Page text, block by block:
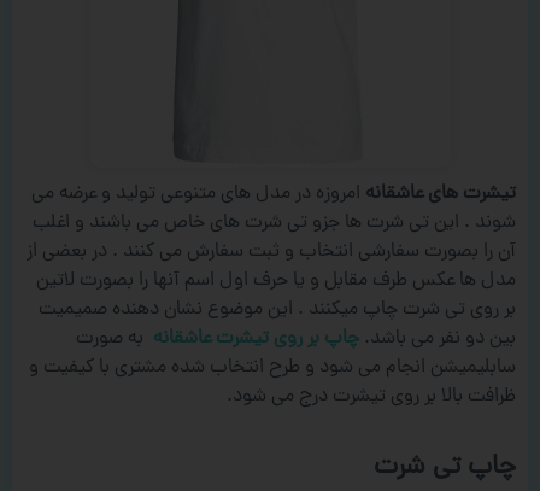
تیشرت های عاشقانه امروزه در مدل های متنوعی تولید و عرضه می
شوند . این تی شرت ها جزو تی شرت های خاص می باشند و اغلب
آن را بصورت سفارشی انتخاب و ثبت سفارش می کنند . در بعضی از
مدل ها عکس طرف مقابل و یا حرف اول اسم آنها را بصورت لاتین
بر روی تی شرت چاپ میکنند . این موضوع نشان دهنده صمیمیت
بین دو نفر می باشد. چاپ بر روی تیشرت عاشقانه به صورت
سابلیمیشن انجام می شود و طرح انتخاب شده مشتری با کیفیت و
ظرافت بالا بر روی تیشرت درج می شود.
چاپ تی شرت